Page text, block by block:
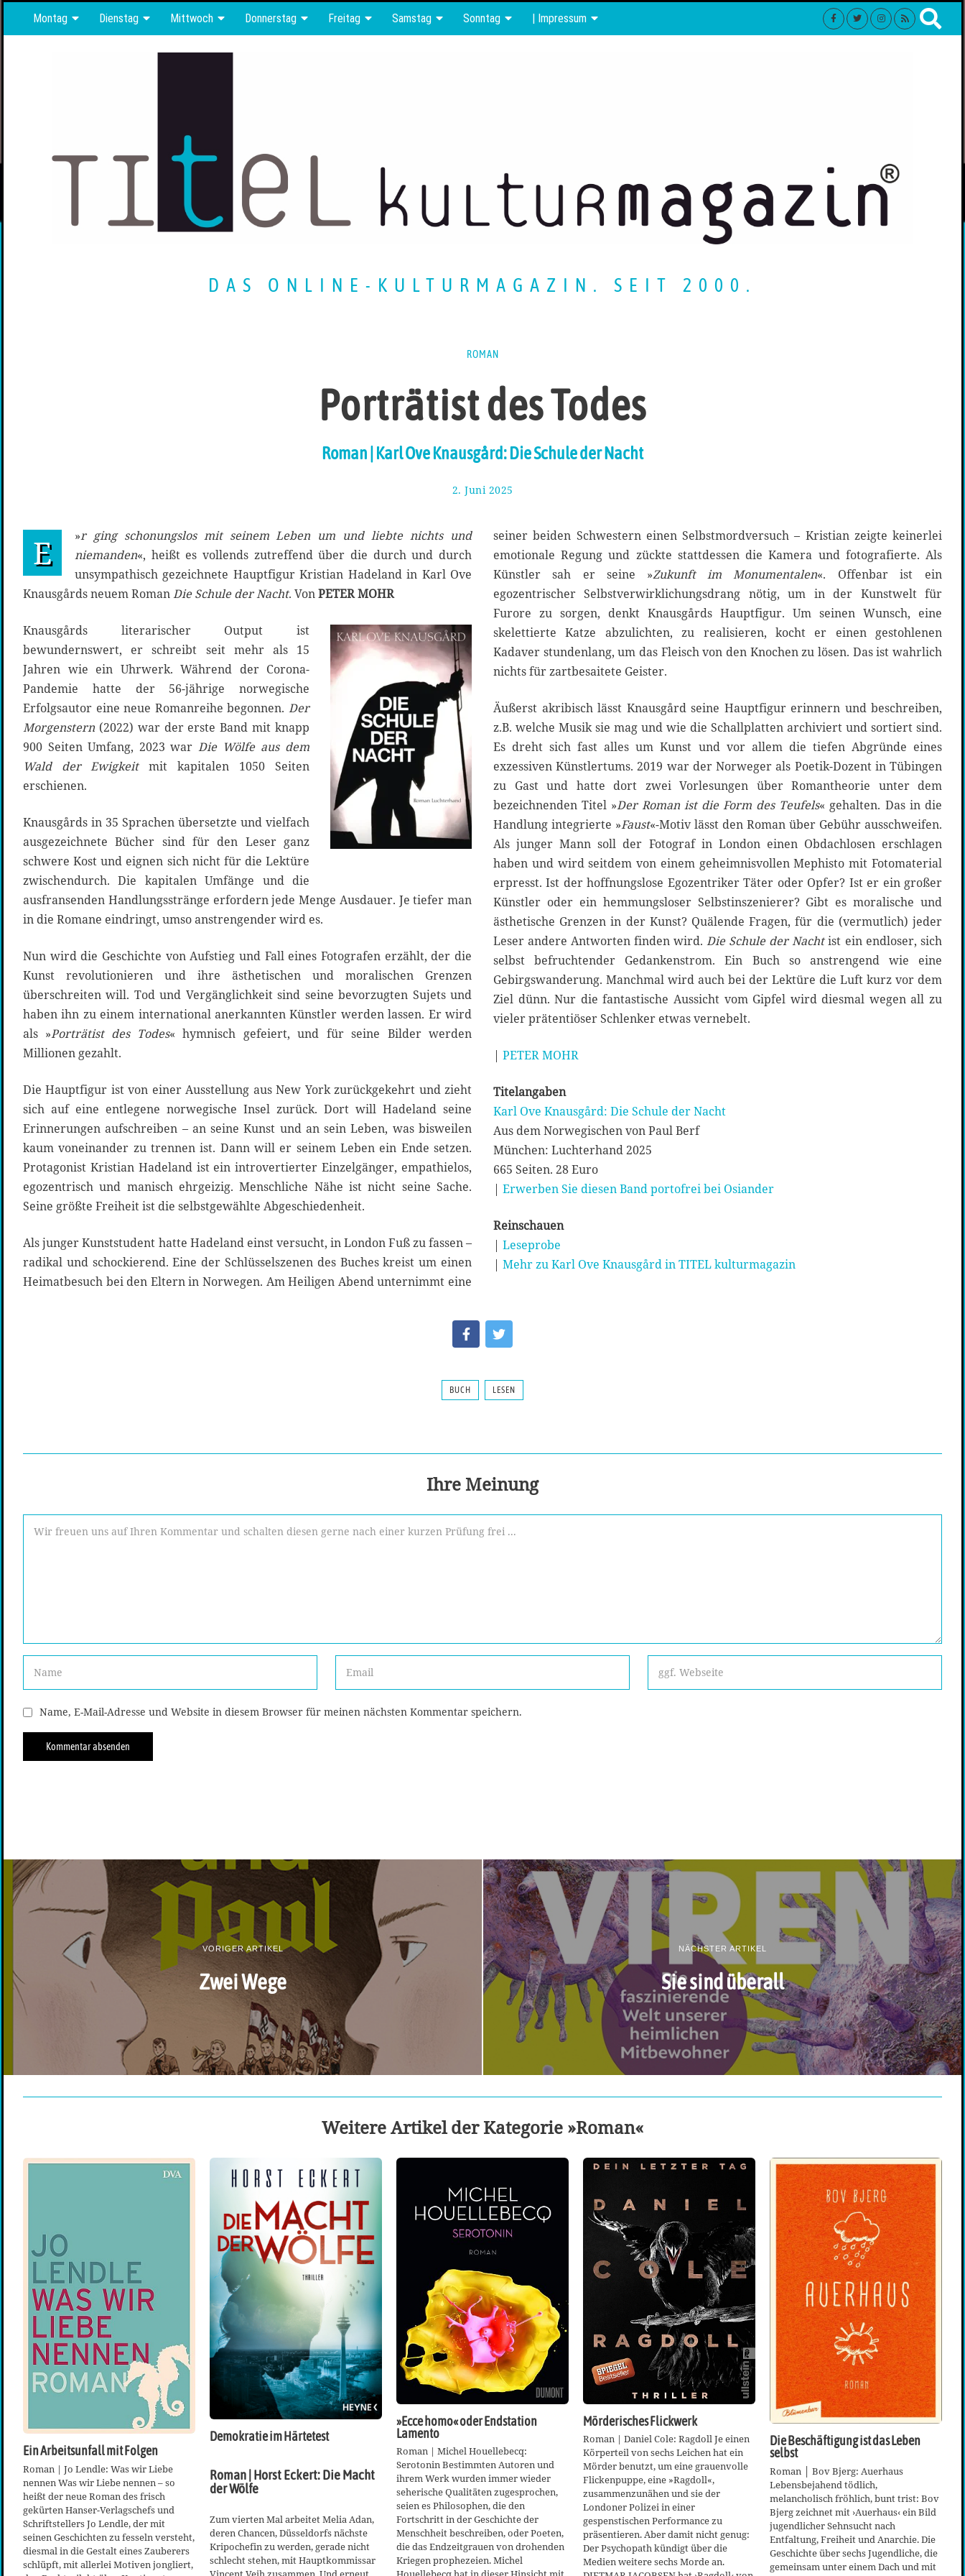
Montag Dienstag Mittwoch Donnerstag Freitag Samstag Sonntag | Impressum
DAS ONLINE-KULTURMAGAZIN. SEIT 2000.
ROMAN
Porträtist des Todes
Roman | Karl Ove Knausgård: Die Schule der Nacht
2. Juni 2025
J
n
i
2
2
5
»
E
r ging schonungslos mit seinem Leben um und liebte nichts und
niemanden«, heißt es vollends zutreffend über die durch und durch
unsympathisch gezeichnete Hauptfigur Kristian Hadeland in Karl Ove
Knausgårds neuem RomanDie Schule der Nacht. VonPETER MOHR
Knausgårds literarischer Output ist
bewundernswert, er schreibt seit mehr als 15
Jahren wie ein Uhrwerk. Während der Corona-
Pandemie hatte der 56-jährige norwegische
Erfolgsautor eine neue Romanreihe begonnen. Der
Morgenstern (2022) war der erste Band mit knapp
900 Seiten Umfang, 2023 war Die Wölfe aus dem
Wald der Ewigkeitmit kapitalen 1050 Seiten
erschienen.
Knausgårds in 35 Sprachen übersetzte und vielfach
ausgezeichnete Bücher sind für den Leser ganz
schwere Kost und eignen sich nicht für die Lektüre
zwischendurch. Die kapitalen Umfänge und die
ausfransenden Handlungsstränge erfordern jede Menge Ausdauer. Je tiefer man
in die Romane eindringt, umso anstrengender wird es.
Nun wird die Geschichte von Aufstieg und Fall eines Fotografen erzählt, der die
Kunst revolutionieren und ihre ästhetischen und moralischen Grenzen
überschreiten will. Tod und Vergänglichkeit sind seine bevorzugten Sujets und
haben ihn zu einem international anerkannten Künstler werden lassen. Er wird
als »Porträtist des Todes« hymnisch gefeiert, und für seine Bilder werden
Millionen gezahlt.
Die Hauptfigur ist von einer Ausstellung aus New York zurückgekehrt und zieht
sich auf eine entlegene norwegische Insel zurück. Dort will Hadeland seine
Erinnerungen aufschreiben – an seine Kunst und an sein Leben, was bisweilen
kaum voneinander zu trennen ist. Dann will er seinem Leben ein Ende setzen.
Protagonist Kristian Hadeland ist ein introvertierter Einzelgänger, empathielos,
egozentrisch und manisch ehrgeizig. Menschliche Nähe ist nicht seine Sache.
Seine größte Freiheit ist die selbstgewählte Abgeschiedenheit.
Als junger Kunststudent hatte Hadeland einst versucht, in London Fuß zu fassen –
radikal und schockierend. Eine der Schlüsselszenen des Buches kreist um einen
Heimatbesuch bei den Eltern in Norwegen. Am Heiligen Abend unternimmt eine
seiner beiden Schwestern einen Selbstmordversuch – Kristian zeigte keinerlei
emotionale Regung und zückte stattdessen die Kamera und fotografierte. Als
Künstler sah er seine »Zukunft im Monumentalen«. Offenbar ist ein
egozentrischer Selbstverwirklichungsdrang nötig, um in der Kunstwelt für
Furore zu sorgen, denkt Knausgårds Hauptfigur. Um seinen Wunsch, eine
skelettierte Katze abzulichten, zu realisieren, kocht er einen gestohlenen
Kadaver stundenlang, um das Fleisch von den Knochen zu lösen. Das ist wahrlich
nichts für zartbesaitete Geister.
Äußerst akribisch lässt Knausgård seine Hauptfigur erinnern und beschreiben,
z.B. welche Musik sie mag und wie die Schallplatten archiviert und sortiert sind.
Es dreht sich fast alles um Kunst und vor allem die tiefen Abgründe eines
exzessiven Künstlertums. 2019 war der Norweger als Poetik-Dozent in Tübingen
zu Gast und hatte dort zwei Vorlesungen über Romantheorie unter dem
bezeichnenden Titel »Der Roman ist die Form des Teufels« gehalten. Das in die
Handlung integrierte »Faust«-Motiv lässt den Roman über Gebühr ausschweifen.
Als junger Mann soll der Fotograf in London einen Obdachlosen erschlagen
haben und wird seitdem von einem geheimnisvollen Mephisto mit Fotomaterial
erpresst. Ist der hoffnungslose Egozentriker Täter oder Opfer? Ist er ein großer
Künstler oder ein hemmungsloser Selbstinszenierer? Gibt es moralische und
ästhetische Grenzen in der Kunst? Quälende Fragen, für die (vermutlich) jeder
Leser andere Antworten finden wird. Die Schule der Nachtist ein endloser, sich
selbst befruchtender Gedankenstrom. Ein Buch so anstrengend wie eine
Gebirgswanderung. Manchmal wird auch bei der Lektüre die Luft kurz vor dem
Ziel dünn. Nur die fantastische Aussicht vom Gipfel wird diesmal wegen all zu
vieler prätentiöser Schlenker etwas vernebelt.
| PETER MOHR
Titelangaben
Karl Ove Knausgård: Die Schule der Nacht
Aus dem Norwegischen von Paul Berf
München: Luchterhand 2025
665 Seiten. 28 Euro
| Erwerben Sie diesen Band portofrei bei Osiander
Reinschauen
| Leseprobe
| Mehr zu Karl Ove Knausgård in TITEL kulturmagazin
BUCH LESEN
Ihre Meinung
Name, E-Mail-Adresse und Website in diesem Browser für meinen nächsten Kommentar speichern.
VORIGER ARTIKEL
Zwei Wege
NÄCHSTER ARTIKEL
Sie sind überall
Weitere Artikel der Kategorie »Roman«
Ein Arbeitsunfall mit Folgen
Roman | Jo Lendle: Was wir Liebe
nennen Was wir Liebe nennen – so
heißt der neue Roman des frisch
gekürten Hanser-Verlagschefs und
Schriftstellers Jo Lendle, der mit
seinen Geschichten zu fesseln versteht,
diesmal in die Gestalt eines Zauberers
schlüpft, mit allerlei Motiven jongliert,
Demokratie im Härtetest
Roman | Horst Eckert: Die Macht
der Wölfe
Zum vierten Mal arbeitet Melia Adan,
deren Chancen, Düsseldorfs nächste
Kripochefin zu werden, gerade nicht
schlecht stehen, mit Hauptkommissar
»Ecce homo« oder Endstation
Lamento
Roman | Michel Houellebecq:
Serotonin Bestimmten Autoren und
ihrem Werk wurden immer wieder
seherische Qualitäten zugesprochen,
seien es Philosophen, die den
Fortschritt in der Geschichte der
Menschheit beschreiben, oder Poeten,
die das Endzeitgrauen von drohenden
Kriegen prophezeien. Michel
Mörderisches Flickwerk
Roman | Daniel Cole: Ragdoll Je einen
Körperteil von sechs Leichen hat ein
Mörder benutzt, um eine grauenvolle
Flickenpuppe, eine »Ragdoll«,
zusammenzunähen und sie der
Londoner Polizei in einer
gespenstischen Performance zu
präsentieren. Aber damit nicht genug:
Der Psychopath kündigt über die
Medien weitere sechs Morde an.
Die Beschäftigung ist das Leben
selbst
Roman │ Bov Bjerg: Auerhaus
Lebensbejahend tödlich,
melancholisch fröhlich, bunt trist: Bov
Bjerg zeichnet mit ›Auerhaus‹ ein Bild
jugendlicher Sehnsucht nach
Entfaltung, Freiheit und Anarchie. Die
Geschichte über sechs Jugendliche, die
gemeinsam unter einem Dach und mit